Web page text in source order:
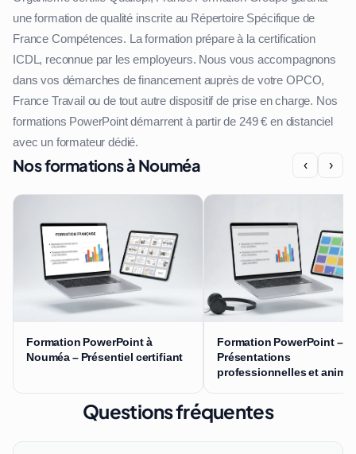
une formation de qualité inscrite au Répertoire Spécifique de
France Compétences. La formation prépare à la certification
ICDL, reconnue par les employeurs. Nous vous accompagnons
dans vos démarches de financement auprès de votre OPCO,
France Travail ou de tout autre dispositif de prise en charge. Nos
formations PowerPoint démarrent à partir de 249 € en distanciel
avec un formateur dédié.
Nos formations à Nouméa ‹ ›
Formation PowerPoint à
Nouméa – Présentiel certifiant
Formation PowerPoint –
Présentations
professionnelles et
Questions fréquentes